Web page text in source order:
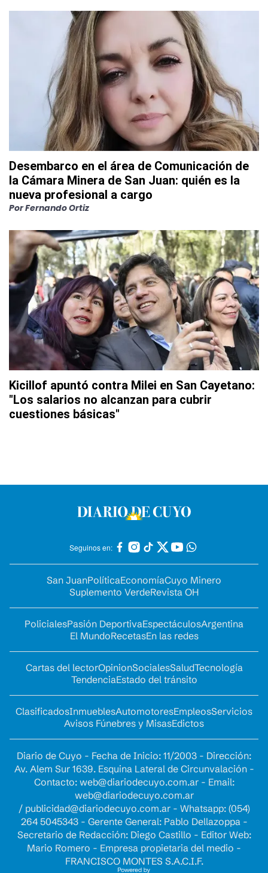
Desembarco en el área de Comunicación de
la Cámara Minera de San Juan: quién es la
nueva profesional a cargo
PorFernando Ortiz
Kicillof apuntó contra Milei en San Cayetano:
"Los salarios no alcanzan para cubrir
cuestiones básicas"
Seguinos en:
San JuanPolíticaEconomíaCuyo Minero
Suplemento VerdeRevista OH
PolicialesPasión DeportivaEspectáculosArgentina
El MundoRecetasEn las redes
Cartas del lectorOpinionSocialesSaludTecnología
TendenciaEstado del tránsito
ClasificadosInmueblesAutomotoresEmpleosServicios
Avisos Fúnebres y MisasEdictos
Diario de Cuyo - Fecha de Inicio: 11/2003 - Dirección:
Av. Alem Sur 1639. Esquina Lateral de Circunvalación -
Contacto: web@diariodecuyo.com.ar- Email:
web@diariodecuyo.com.ar
/ publicidad@diariodecuyo.com.ar- Whatsapp: (054)
264 5045343 - Gerente General: Pablo Dellazoppa -
Secretario de Redacción: Diego Castillo - Editor Web:
Mario Romero - Empresa propietaria del medio -
FRANCISCO MONTES S.A.C.I.F.